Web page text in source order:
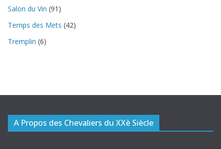
Salon du Vin (91)
Temps des Mets (42)
Tremplin (6)
A Propos des Chevaliers du XXè Siècle